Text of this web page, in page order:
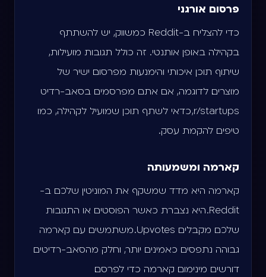
פרסום אורגני
כדי להצליח ב-Reddit כמשווק, יש להשתתף
בקהילה באופן אותנטי. זה כולל תגובות מועילות,
שיתוף תוכן איכותי והימנעות מפרסום ישיר של
מוצרים. לדוגמה, אם אתם מפרסמים בסאב-רדיט
r/startups, כדאי לשתף תוכן שמועיל לקהילה, כמו
טיפים להקמת עסק.
קארמה ומשמעותה
קארמה היא מדד שמשקף את המוניטין שלכם ב-
Reddit. היא נצברת כאשר הפוסטים או התגובות
שלכם מקבלים Upvotes. משתמשים עם קארמה
גבוהה נתפסים כאמינים יותר, וחלק מהסאב-רדיטים
דורשים מינימום קארמה כדי לפרסם.